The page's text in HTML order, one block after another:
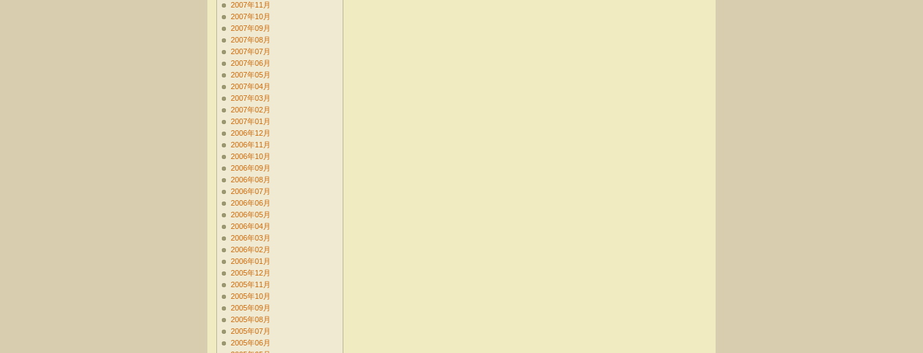
2007年11月
2007年10月
2007年09月
2007年08月
2007年07月
2007年06月
2007年05月
2007年04月
2007年03月
2007年02月
2007年01月
2006年12月
2006年11月
2006年10月
2006年09月
2006年08月
2006年07月
2006年06月
2006年05月
2006年04月
2006年03月
2006年02月
2006年01月
2005年12月
2005年11月
2005年10月
2005年09月
2005年08月
2005年07月
2005年06月